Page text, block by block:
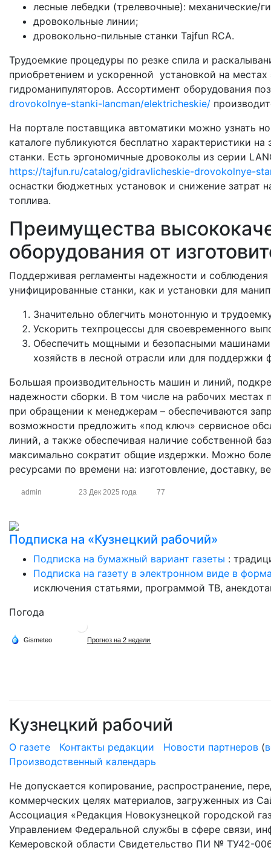
лесные лебедки (трелевочные): механические/
дровокольные линии;
дровокольно-пильные станки Tajfun RCA.
Трудоемкие процедуры по резке спила и
приобретением и ускоренной установкой на
гидроманипуляторов. Ассортимент оборудования
drovokolnye-stanki-lancman/elektricheskie/
На портале поставщика автоматики можно узнать
каталоге публикуются бесплатно характеристики
станки. Есть эргономичные дровоколы из серии
https://tajfun.ru/catalog/gidravlicheskie-drovokolnye-
оснастки бюджетных установок и снижение затрат
топлива.
Преимущества
оборудования от
Поддерживая регламенты надежности и
унифицированные станки, как и установки для
Значительно облегчить монотонную и
Ускорить техпроцессы для своевременного
Обеспечить мощными и безопасными
хозяйств в лесной отрасли или для поддержки
Большая производительность машин и линий,
надежности сборки. В том числе на рабочих
при обращении к менеджерам – обеспечиваются
возможности предложить «под ключ» сервисное
линий, а также обеспечивая наличие собственной
максимально сократит общие издержки. Можно
ресурсами по времени на: изготовление, доставку,
admin 23 Дек 2025 года 77
Подписка на «Кузнецкий рабочий»
Подписка на бумажный вариант газеты :
Подписка на газету в электронном виде в
исключения статьями, программой ТВ,
Погода
Кузнецкий рабочий
О газете Контакты редакции Новости партнеров (
Производственный календарь
Не допускается копирование, распространение,
коммерческих целях материалов, загруженных из
Ассоциация «Редакция Новокузнецкой городской
Управлением Федеральной службы в сфере связи,
Кемеровской области Свидетельство ПИ № ТУ42-